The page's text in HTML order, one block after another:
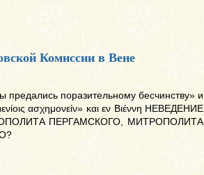
Комиссии в Вене
поразительному бесчинству» и
ασχημονείν» και εν Βιέννη НЕВЕДЕНИЕ
ПЕРГАМСКОГО, МИТРОПОЛИТА